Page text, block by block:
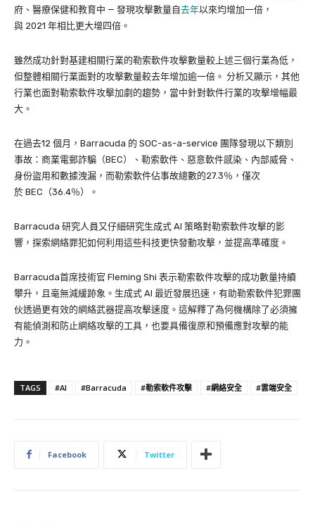
府、醫療保健和教育中 — 發現攻擊數量自去年以來均增加一倍，
與 2021 年相比更大增四倍。
雖然成功針對基建相關行業的勒索軟件攻擊數量較上述三個行業為低，
但整體相關行業面對的攻擊數量較去年增加逾一倍。 分析又顯示，其他
行業也面對勒索軟件攻擊加劇的趨勢，當中針對軟件行業的攻擊增幅最
大。
在過去12 個月，Barracuda 的 SOC-as-a-service 團隊發現以下類別
事故：商業電郵詐騙（BEC）、勒索軟件、惡意軟件感染、內部威脅、
身份盜用和數據洩漏，而勒索軟件佔事故總數的27.3％，僅次
於 BEC（36.4％）。
Barracuda 研究人員又仔細研究生成式 AI 策略對勒索軟件攻擊的影
響，探索網絡罪犯如何利用這些科技更快發動攻擊，並提高準確度。
Barracuda首席技術官 Fleming Shi 表示勒索軟件攻擊的成功數量持續
攀升，且毫無減緩跡象。生成式 AI 最近發展迅速，有助勒索軟件犯罪團
伙透過更有效的網絡武器提高攻擊速度。這解釋了為何機構除了必須擁
有能偵測和防止網絡攻擊的工具，也要具備復原和預備應對攻擊的能
力。
TAGS #AI #Barracuda #勒索軟件攻擊 #網絡安全 #雲端安全
Facebook Twitter